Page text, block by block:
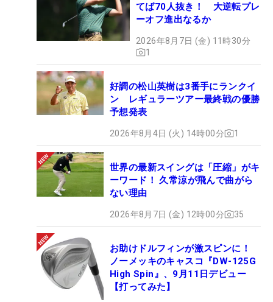
てば70人抜き！ 大逆転プレ
ーオフ進出なるか
2026年8月7日 (金) 11時30分
1
好調の松山英樹は3番手にランクイ
ン レギュラーツアー最終戦の優勝
予想発表
2026年8月4日 (火) 14時00分 1
世界の最新スイングは「圧縮」がキ
ーワード！ 久常涼が飛んで曲がら
ない理由
2026年8月7日 (金) 12時00分 35
お助けドルフィンが激スピンに！
ノーメッキのキャスコ『DW-125G
High Spin』、9月11日デビュー
【打ってみた】